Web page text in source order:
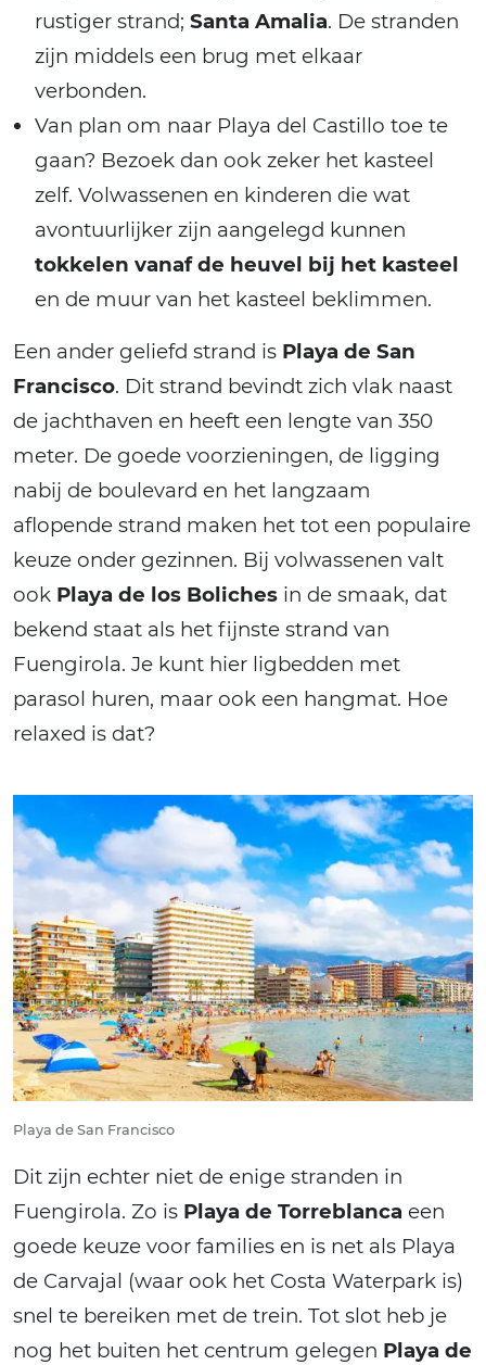
rustiger strand; Santa Amalia. De stranden
zijn middels een brug met elkaar
verbonden.
Van plan om naar Playa del Castillo toe te
gaan? Bezoek dan ook zeker het kasteel
zelf. Volwassenen en kinderen die wat
avontuurlijker zijn aangelegd kunnen
tokkelen vanaf de heuvel bij het kasteel
en de muur van het kasteel beklimmen.
Een ander geliefd strand is Playa de San
Francisco. Dit strand bevindt zich vlak naast
de jachthaven en heeft een lengte van 350
meter. De goede voorzieningen, de ligging
nabij de boulevard en het langzaam
aflopende strand maken het tot een populaire
keuze onder gezinnen. Bij volwassenen valt
ook Playa de los Boliches in de smaak, dat
bekend staat als het fijnste strand van
Fuengirola. Je kunt hier ligbedden met
parasol huren, maar ook een hangmat. Hoe
relaxed is dat?
Playa de San Francisco
Dit zijn echter niet de enige stranden in
Fuengirola. Zo is Playa de Torreblanca een
goede keuze voor families en is net als Playa
de Carvajal (waar ook het Costa Waterpark is)
snel te bereiken met de trein. Tot slot heb je
nog het buiten het centrum gelegen Playa de